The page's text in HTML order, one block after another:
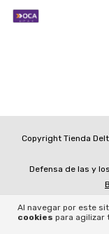
Al navegar por este
cookies para agilizar
Copyright Tienda
Defensa de las y